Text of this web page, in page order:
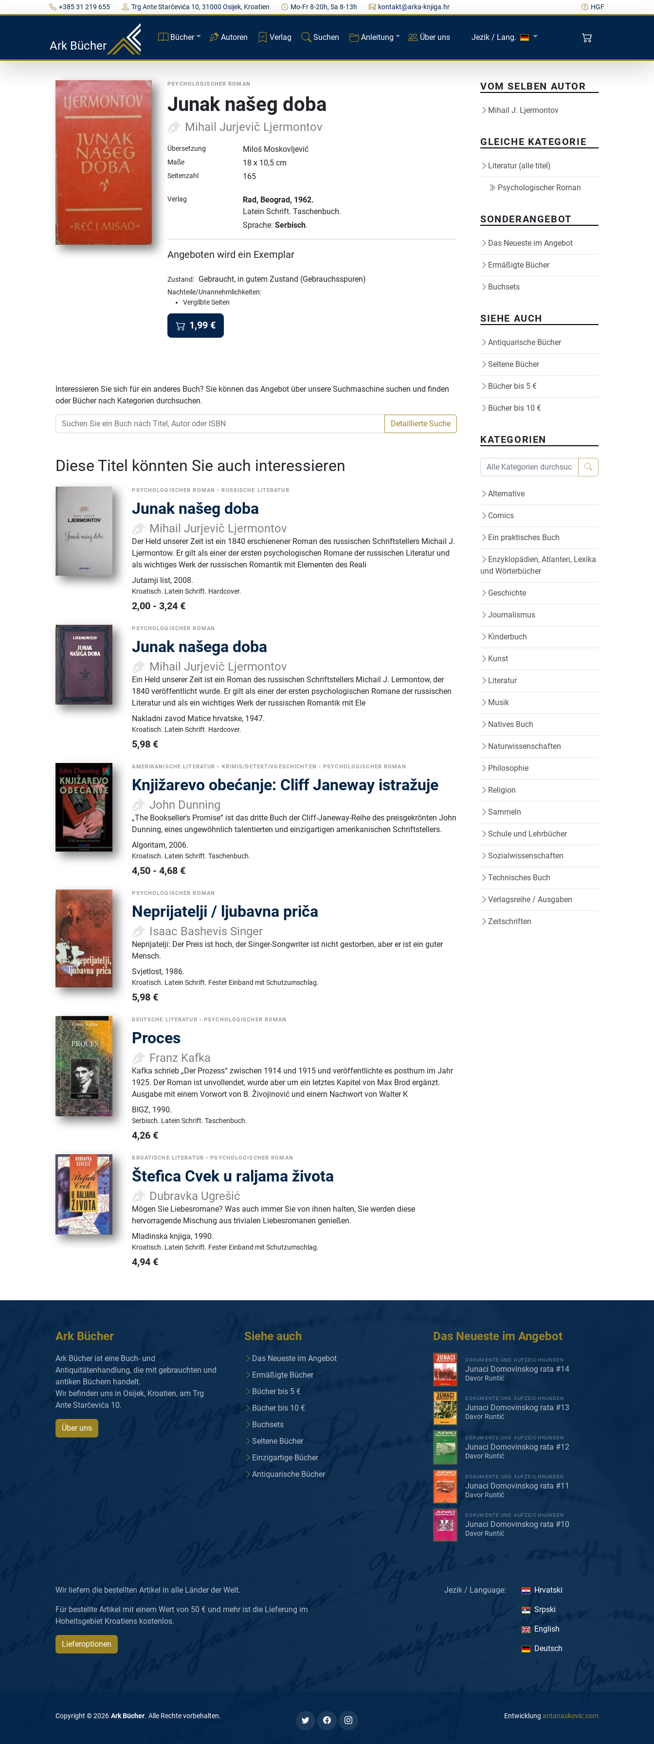
+385 31 219 655 Trg Ante Starčevića 10, 31000 Osijek, Kroatien Mo-Fr 8-20h, Sa 8-13h kontakt@arka-knjiga.hr HGF
Ark Bücher
Bücher Autoren Verlag Suchen Anleitung Über uns Jezik / Lang.
PSYCHOLOGISCHER ROMAN
Junak našeg doba
Mihail Jurjevič Ljermontov
Übersetzung Miloš Moskovljević
Maße 18 x 10,5 cm
Seitenzahl 165
Verlag Rad, Beograd, 1962.
Latein Schrift. Taschenbuch.
Sprache: Serbisch.
Angeboten wird ein Exemplar
Zustand: Gebraucht, in gutem Zustand (Gebrauchsspuren)
Nachteile/Unannehmlichkeiten:
Vergilbte Seiten
1,99 €
Interessieren Sie sich für ein anderes Buch? Sie können das Angebot über unsere Suchmaschine suchen und finden
oder Bücher nach Kategorien durchsuchen.
Detaillierte Suche
Diese Titel könnten Sie auch interessieren
PSYCHOLOGISCHER ROMAN •RUSSISCHE LITERATUR
Junak našeg doba
Mihail Jurjevič Ljermontov
Der Held unserer Zeit ist ein 1840 erschienener Roman des russischen Schriftstellers Michail J.
Ljermontow. Er gilt als einer der ersten psychologischen Romane der russischen Literatur und
als wichtiges Werk der russischen Romantik mit Elementen des Reali
Jutarnji list,2008.
Kroatisch. Latein Schrift. Hardcover.
2,00 -3,24 €
PSYCHOLOGISCHER ROMAN
Junak našega doba
Mihail Jurjevič Ljermontov
Ein Held unserer Zeit ist ein Roman des russischen Schriftstellers Michail J. Lermontow, der
1840 veröffentlicht wurde. Er gilt als einer der ersten psychologischen Romane der russischen
Literatur und als ein wichtiges Werk der russischen Romantik mit Ele
Nakladni zavod Matice hrvatske, 1947.
Kroatisch. Latein Schrift. Hardcover.
5,98 €
AMERIKANISCHE LITERATUR • KRIMIS/DETEKTIVGESCHICHTEN •PSYCHOLOGISCHER ROMAN
Knjižarevo obećanje: Cliff Janeway istražuje
John Dunning
„The Bookseller's Promise“ ist das dritte Buch der Cliff-Janeway-Reihe des preisgekrönten John
Dunning, eines ungewöhnlich talentierten und einzigartigen amerikanischen Schriftstellers.
Algoritam,2006.
Kroatisch. Latein Schrift.Taschenbuch.
4,50 -4,68 €
PSYCHOLOGISCHER ROMAN
Neprijatelji / ljubavna priča
Isaac Bashevis Singer
Neprijatelji: Der Preis ist hoch, der Singer-Songwriter ist nicht gestorben, aber er ist ein guter
Mensch.
Svjetlost, 1986.
Kroatisch. Latein Schrift. Fester Einband mit Schutzumschlag.
5,98 €
DEUTSCHE LITERATUR •PSYCHOLOGISCHER ROMAN
Proces
Franz Kafka
Kafka schrieb „Der Prozess“ zwischen 1914 und 1915 und veröffentlichte es posthum im Jahr
1925. Der Roman ist unvollendet, wurde aber um ein letztes Kapitel von Max Brod ergänzt.
Ausgabe mit einem Vorwort von B. Živojinović und einem Nachwort von Walter K
BIGZ, 1990.
Serbisch. Latein Schrift.Taschenbuch.
4,26 €
KROATISCHE LITERATUR •PSYCHOLOGISCHER ROMAN
Štefica Cvek u raljama života
Dubravka Ugrešić
Mögen Sie Liebesromane? Was auch immer Sie von ihnen halten, Sie werden diese
hervorragende Mischung aus trivialen Liebesromanen genießen.
Mladinska knjiga, 1990.
Kroatisch. Latein Schrift. Fester Einband mit Schutzumschlag.
4,94 €
VOM SELBEN AUTOR
Mihail J. Ljermontov
GLEICHE KATEGORIE
Literatur (alle titel)
Psychologischer Roman
SONDERANGEBOT
Das Neueste im Angebot
Ermäßigte Bücher
Buchsets
SIEHE AUCH
Antiquarische Bücher
Seltene Bücher
Bücher bis 5 €
Bücher bis 10 €
KATEGORIEN
Alternative
Comics
Ein praktisches Buch
Enzyklopädien, Atlanten, Lexika
und Wörterbücher
Geschichte
Journalismus
Kinderbuch
Kunst
Literatur
Musik
Natives Buch
Naturwissenschaften
Philosophie
Religion
Sammeln
Schule und Lehrbücher
Sozialwissenschaften
Technisches Buch
Verlagsreihe / Ausgaben
Zeitschriften
Ark Bücher
Ark Bücher ist eine Buch- und
Antiquitätenhandlung, die mit gebrauchten und
antiken Büchern handelt.
Wir befinden uns in Osijek, Kroatien, am Trg
Ante Starčevića 10.
Über uns
Siehe auch
Das Neueste im Angebot
Ermäßigte Bücher
Bücher bis 5 €
Bücher bis 10 €
Buchsets
Seltene Bücher
Einzigartige Bücher
Antiquarische Bücher
Das Neueste im Angebot
DOKUMENTE UND AUFZEICHNUNGEN
Junaci Domovinskog rata #14
Davor Runtić
DOKUMENTE UND AUFZEICHNUNGEN
Junaci Domovinskog rata #13
Davor Runtić
DOKUMENTE UND AUFZEICHNUNGEN
Junaci Domovinskog rata #12
Davor Runtić
DOKUMENTE UND AUFZEICHNUNGEN
Junaci Domovinskog rata #11
Davor Runtić
DOKUMENTE UND AUFZEICHNUNGEN
Junaci Domovinskog rata #10
Davor Runtić
Wir liefern die bestellten Artikel in alle Länder der Welt.
Für bestellte Artikel mit einem Wert von 50 € und mehr ist die Lieferung im
Hoheitsgebiet Kroatiens kostenlos.
Lieferoptionen
Jezik / Language: Hrvatski
Srpski
English
Deutsch
Copyright ©2026 Ark Bücher. Alle Rechte vorbehalten. Entwicklung antanaskovic.com